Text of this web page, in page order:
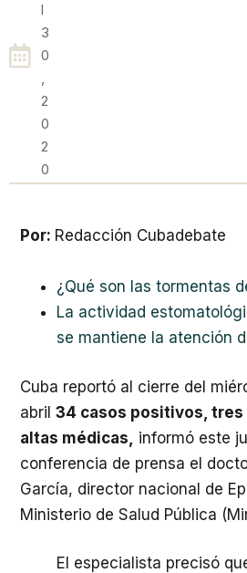
L
3
0
,
2
0
2
0
Por: Redacción Cubadebate
¿Qué son las tormentas
La actividad
se mantiene la atención
Cuba reportó al cierre del
abril 34 casos positivos,
altas médicas,
informó este
conferencia de prensa el
García, director nacional de
Ministerio de Salud Pública
El especialista precisó